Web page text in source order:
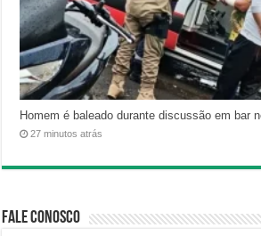
Homem é baleado durante discussão em bar
27 minutos atrás
Fale Conosco